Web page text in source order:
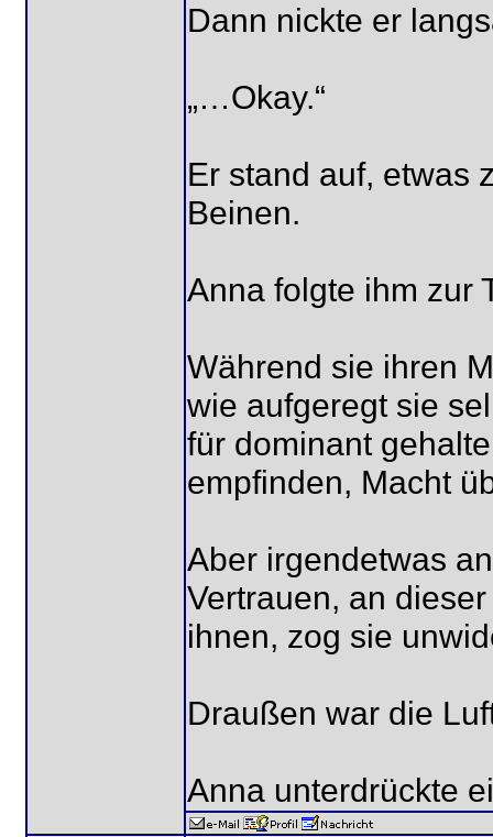
Dann nickte er
„…Okay.“
Er stand auf, etwas
Beinen.
Anna folgte ihm zur
Während sie ihren
wie aufgeregt sie
für dominant
empfinden, Macht
Aber irgendetwas
Vertrauen, an
ihnen, zog sie
Draußen war die
Anna unterdrückte